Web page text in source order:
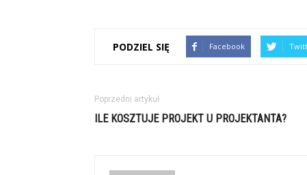
PODZIEL SIĘ Facebook
Poprzedni artykuł
ILE KOSZTUJE PROJEKT U PROJEKTANTA?